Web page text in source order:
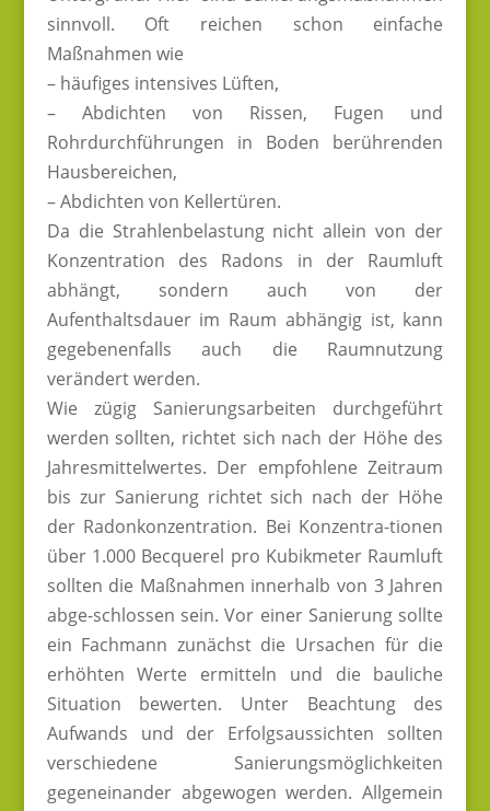
sinnvoll. Oft reichen schon einfache
Maßnahmen wie
– häufiges intensives Lüften,
– Abdichten von Rissen, Fugen und
Rohrdurchführungen in Boden berührenden
Hausbereichen,
– Abdichten von Kellertüren.
Da die Strahlenbelastung nicht allein von der
Konzentration des Radons in der Raumluft
abhängt, sondern auch von der
Aufenthaltsdauer im Raum abhängig ist, kann
gegebenenfalls auch die Raumnutzung
verändert werden.
Wie zügig Sanierungsarbeiten durchgeführt
werden sollten, richtet sich nach der Höhe des
Jahresmittelwertes. Der empfohlene Zeitraum
bis zur Sanierung richtet sich nach der Höhe
der Radonkonzentration. Bei Konzentra-tionen
über 1.000 Becquerel pro Kubikmeter Raumluft
sollten die Maßnahmen innerhalb von 3 Jahren
abge-schlossen sein. Vor einer Sanierung sollte
ein Fachmann zunächst die Ursachen für die
erhöhten Werte ermitteln und die bauliche
Situation bewerten. Unter Beachtung des
Aufwands und der Erfolgsaussichten sollten
verschiedene Sanierungsmöglichkeiten
gegeneinander abgewogen werden. Allgemein